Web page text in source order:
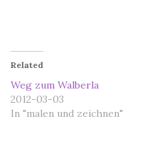
Related
Weg zum Walberla
2012-03-03
In "malen und zeichnen"